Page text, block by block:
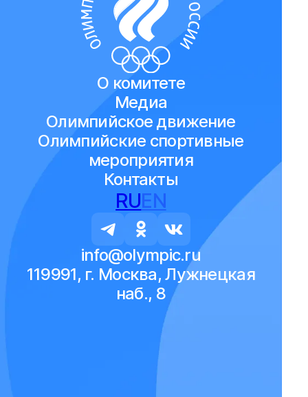
О комитете
Медиа
Олимпийское движение
Олимпийские спортивные
мероприятия
Контакты
RUEN
info@olympic.ru
119991, г. Москва, Лужнецкая
наб., 8